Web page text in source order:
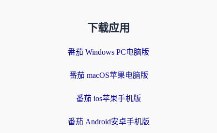
下载应用
番茄 Windows PC电脑版
番茄 macOS苹果电脑版
番茄 ios苹果手机版
番茄 Android安卓手机版